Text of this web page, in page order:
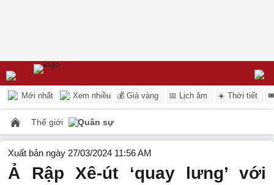
Mới nhất Xem nhiều 💰 Giá vàng 📅 Lịch âm ☀️ Thời tiết
Thế giới Quân sự
Xuất bản ngày 27/03/2024 11:56 AM
Ả Rập Xê-út ‘quay lưng’ với